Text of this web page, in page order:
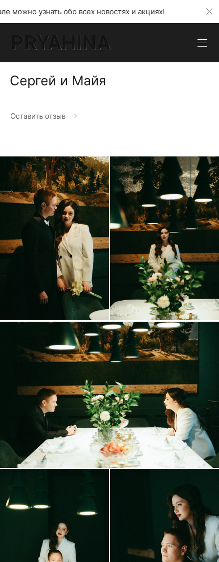
всех новостях и акциях! В моем телеграмм
Сергей и Майя
Оставить отзыв